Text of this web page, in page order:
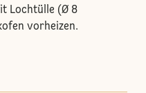
Lochtülle (Ø 8
vorheizen.